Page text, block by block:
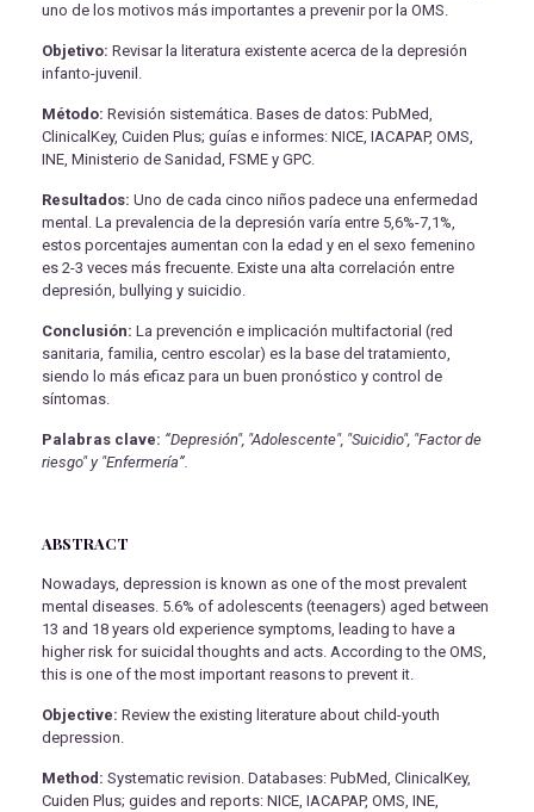
uno de los motivos más importantes a prevenir por la OMS.
Objetivo: Revisar la literatura existente acerca de la depresión
infanto-juvenil.
Método: Revisión sistemática. Bases de datos: PubMed,
ClinicalKey, Cuiden Plus; guías e informes: NICE, IACAPAP, OMS,
INE, Ministerio de Sanidad, FSME y GPC.
Resultados: Uno de cada cinco niños padece una enfermedad
mental. La prevalencia de la depresión varía entre 5,6%-7,1%,
estos porcentajes aumentan con la edad y en el sexo femenino
es 2-3 veces más frecuente. Existe una alta correlación entre
depresión, bullying y suicidio.
Conclusión: La prevención e implicación multifactorial (red
sanitaria, familia, centro escolar) es la base del tratamiento,
siendo lo más eficaz para un buen pronóstico y control de
síntomas.
Palabras clave: “Depresión", "Adolescente", "Suicidio", "Factor de
riesgo" y "Enfermería”.
ABSTRACT
Nowadays, depression is known as one of the most prevalent
mental diseases. 5.6% of adolescents (teenagers) aged between
13 and 18 years old experience symptoms, leading to have a
higher risk for suicidal thoughts and acts. According to the OMS,
this is one of the most important reasons to prevent it.
Objective: Review the existing literature about child-youth
depression.
Method: Systematic revision. Databases: PubMed, ClinicalKey,
Cuiden Plus; guides and reports: NICE, IACAPAP, OMS, INE,